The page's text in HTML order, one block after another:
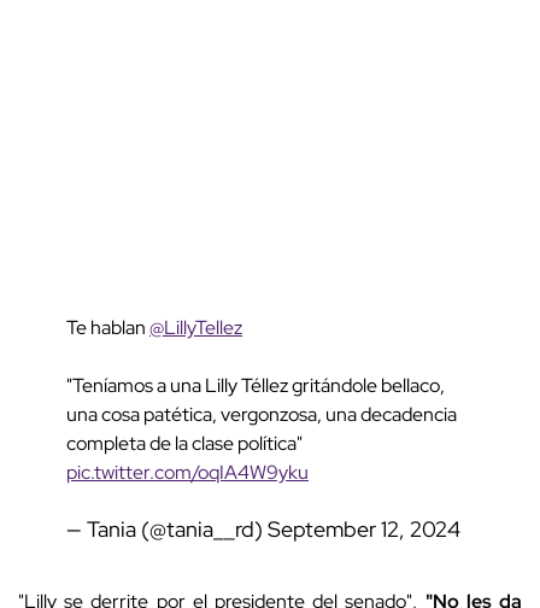
Te hablan@LillyTellez
"Teníamos a una Lilly Téllez gritándole bellaco,
una cosa patética, vergonzosa, una decadencia
completa de la clase política"
pic.twitter.com/oqIA4W9yku
— Tania (@tania__rd) September 12, 2024
"Lilly se derrite por el presidente del senado", "No les da